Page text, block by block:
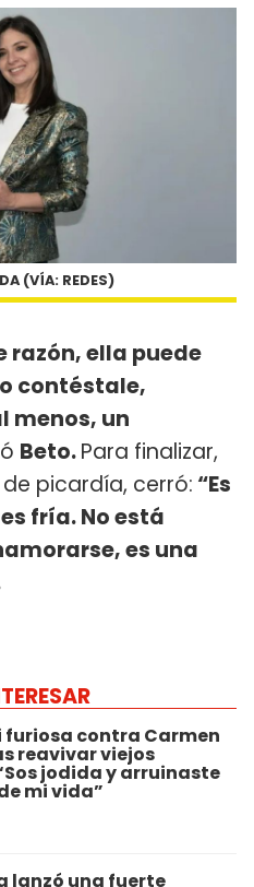
(VÍA: REDES)
razón, ella puede
contéstale,
menos, un
Beto.Para finalizar,
picardía, cerró: “Es
fría. No está
es una
furiosa contra Carmen
reavivar viejos
jodida y arruinaste
mi vida”
lanzó una fuerte